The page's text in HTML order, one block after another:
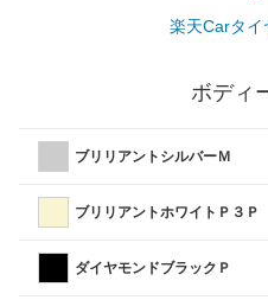
楽天Carタイ
ボディ
ブリリアントシルバーＭ
ブリリアントホワイトＰ３Ｐ
ダイヤモンドブラックＰ